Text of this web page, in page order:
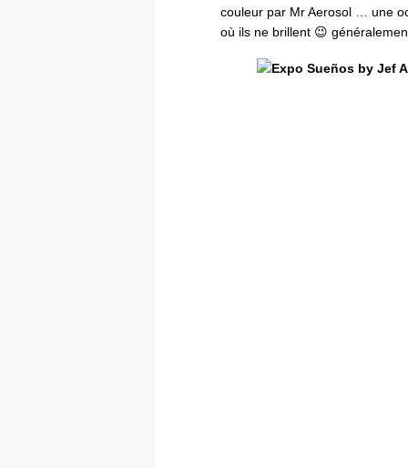
couleur par Mr Aerosol … une
où ils ne brillent 😉